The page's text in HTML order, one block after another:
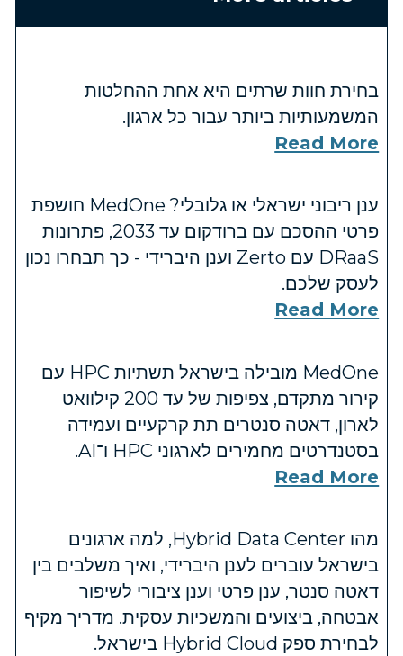
בחירת חוות שרתים היא אחת ההחלטות
המשמעותיות ביותר עבור כל ארגון.
Read More
ענן ריבוני ישראלי או גלובלי? MedOne חושפת
פרטי ההסכם עם ברודקום עד 2033, פתרונות
DRaaS עם Zerto וענן היברידי - כך תבחרו נכון
לעסק שלכם.
Read More
MedOne מובילה בישראל תשתיות HPC עם
קירור מתקדם, צפיפות של עד 200 קילוואט
לארון, דאטה סנטרים תת קרקעיים ועמידה
בסטנדרטים מחמירים לארגוני HPC ו־AI.
Read More
מהו Hybrid Data Center, למה ארגונים
בישראל עוברים לענן היברידי, ואיך משלבים בין
דאטה סנטר, ענן פרטי וענן ציבורי לשיפור
אבטחה, ביצועים והמשכיות עסקית. מדריך מקיף
לבחירת ספק Hybrid Cloud בישראל.